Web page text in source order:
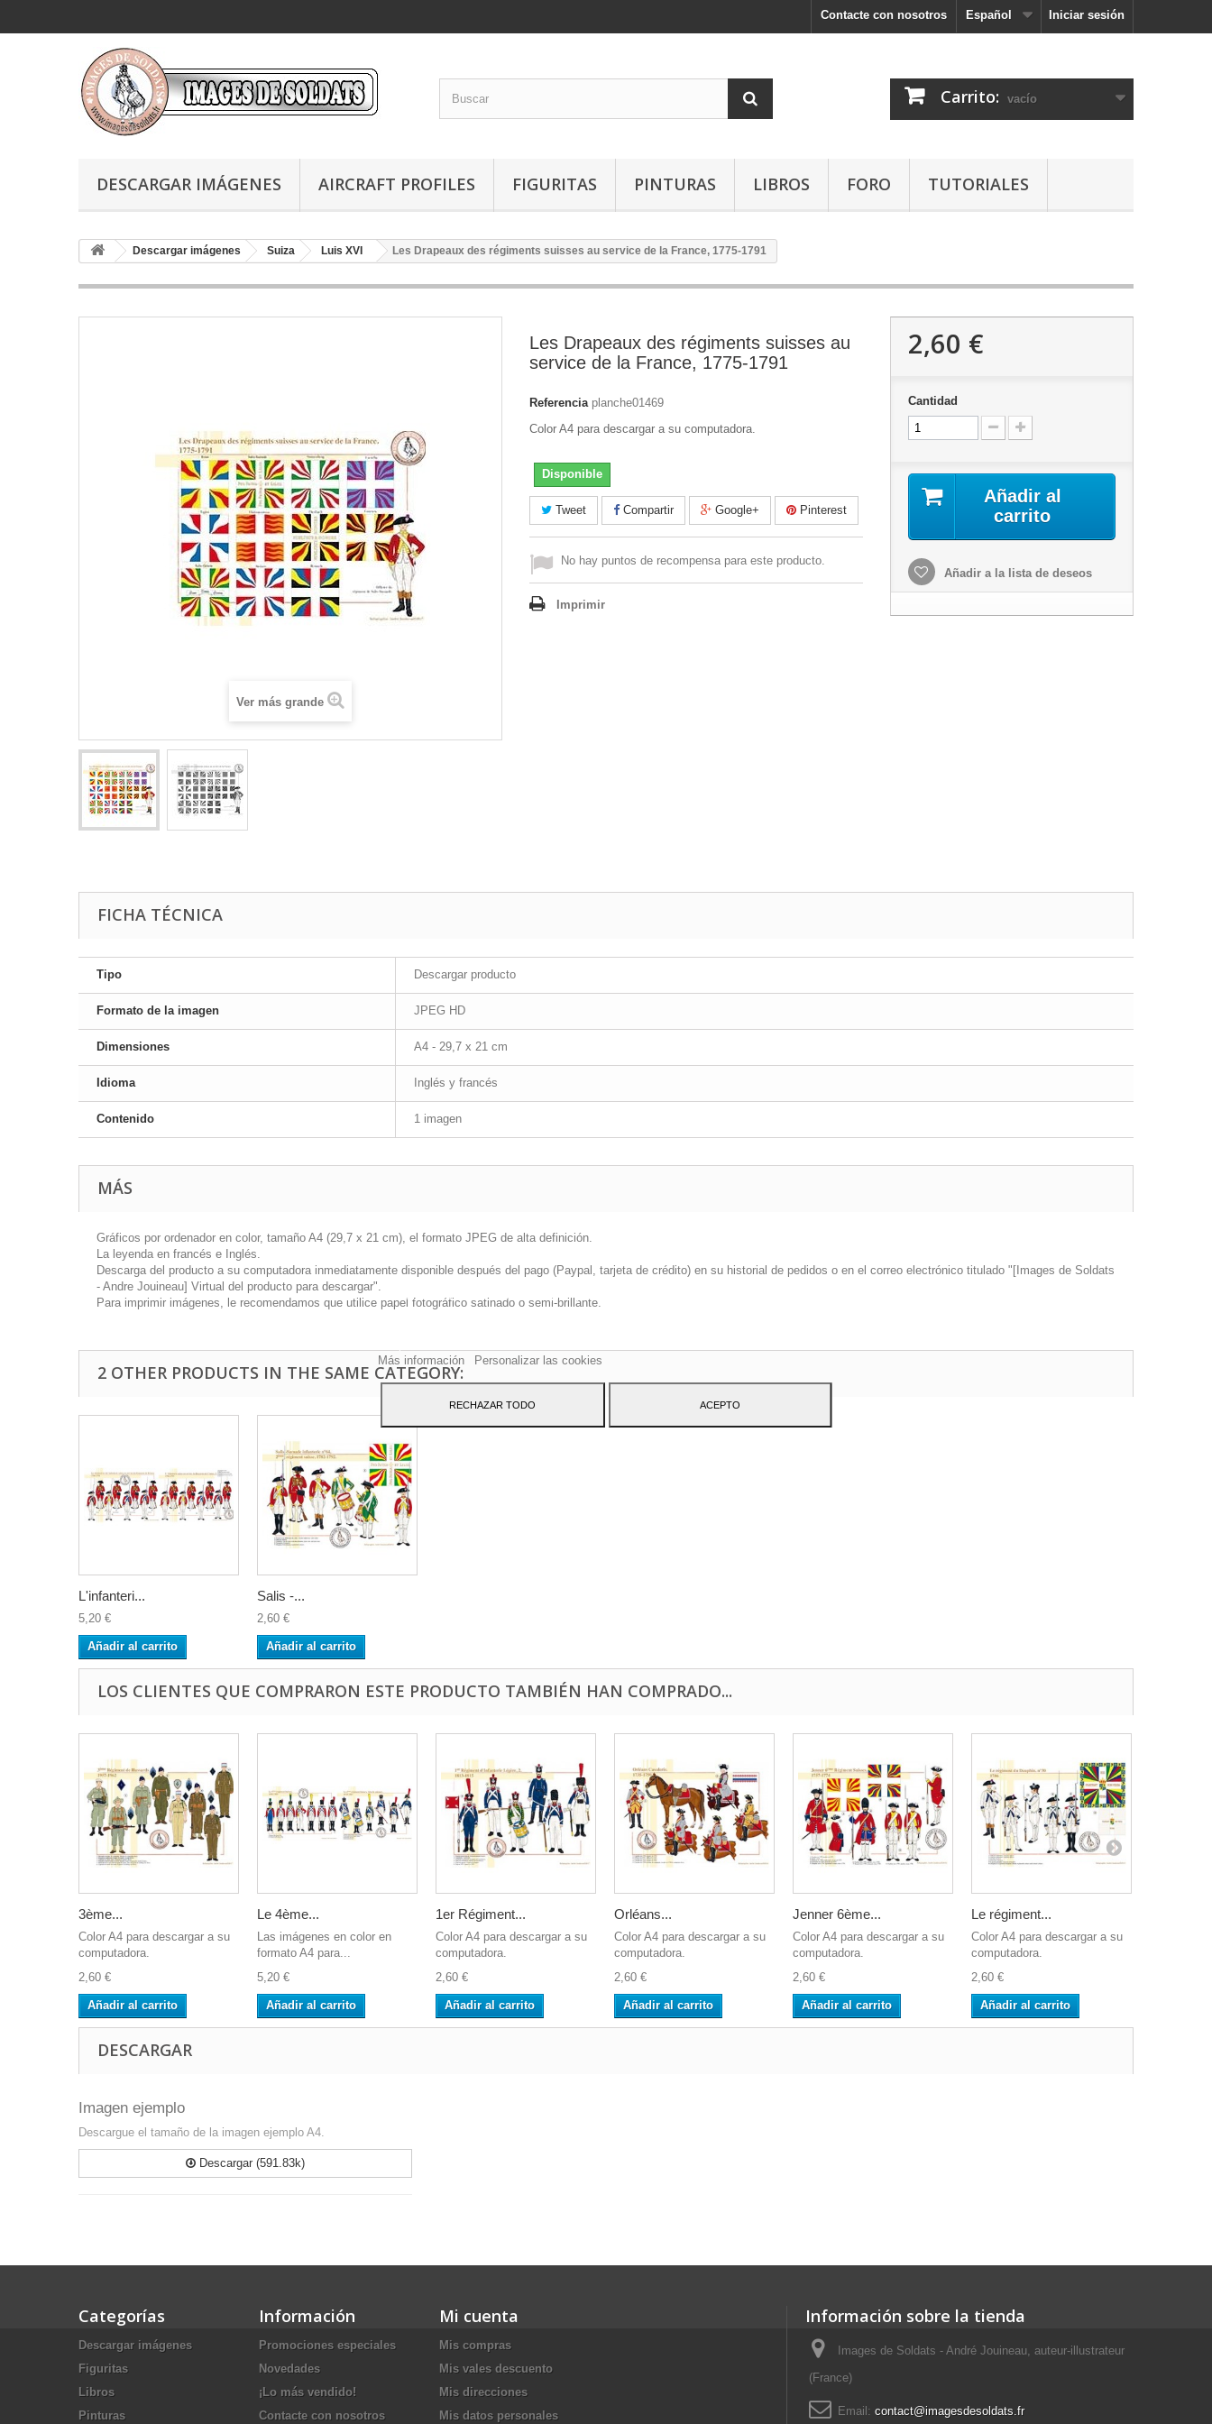
Iniciar sesión
Español
Contacte con nosotros
Carrito: vacío
DESCARGAR IMÁGENES AIRCRAFT PROFILES FIGURITAS PINTURAS LIBROS FORO TUTORIALES
Descargar imágenes Suiza Luis XVI Les Drapeaux des régiments suisses au service de la France, 1775-1791
Ver más grande
Les Drapeaux des régiments suisses au
service de la France, 1775-1791
Referencia planche01469
Color A4 para descargar a su computadora.
Disponible
Tweet Compartir Google+ Pinterest
No hay puntos de recompensa para este producto.
Imprimir
2,60 €
Cantidad
Añadir al
carrito
Añadir a la lista de deseos
FICHA TÉCNICA
Tipo Descargar producto
Formato de la imagen JPEG HD
Dimensiones A4 - 29,7 x 21 cm
Idioma Inglés y francés
Contenido 1 imagen
MÁS
Gráficos por ordenador en color, tamaño A4 (29,7 x 21 cm), el formato JPEG de alta definición.
La leyenda en francés e Inglés.
Descarga del producto a su computadora inmediatamente disponible después del pago (Paypal, tarjeta de crédito) en su historial de pedidos o en el correo electrónico titulado "[Images de Soldats
- Andre Jouineau] Virtual del producto para descargar".
Para imprimir imágenes, le recomendamos que utilice papel fotográfico satinado o semi-brillante.
2 OTHER PRODUCTS IN THE SAME CATEGORY:
L'infanteri...
5,20 €
Añadir al carrito
Salis -...
2,60 €
Añadir al carrito
LOS CLIENTES QUE COMPRARON ESTE PRODUCTO TAMBIÉN HAN COMPRADO...
3ème...
Color A4 para descargar a su
computadora.
2,60 €
Añadir al carrito
Le 4ème...
Las imágenes en color en
formato A4 para...
5,20 €
Añadir al carrito
1er Régiment...
Color A4 para descargar a su
computadora.
2,60 €
Añadir al carrito
Orléans...
Color A4 para descargar a su
computadora.
2,60 €
Añadir al carrito
Jenner 6ème...
Color A4 para descargar a su
computadora.
2,60 €
Añadir al carrito
Le régiment...
Color A4 para descargar a su
computadora.
2,60 €
Añadir al carrito
DESCARGAR
Imagen ejemplo
Descargue el tamaño de la imagen ejemplo A4.
Descargar (591.83k)
Categorías
Descargar imágenes
Figuritas
Libros
Pinturas
Información
Promociones especiales
Novedades
¡Lo más vendido!
Contacte con nosotros
Mi cuenta
Mis compras
Mis vales descuento
Mis direcciones
Mis datos personales
Información sobre la tienda
Images de Soldats - André Jouineau, auteur-illustrateur
(France)
Email: contact@imagesdesoldats.fr
Este sitio web utiliza cookies propias y de terceros para mejorar nuestros servicios y
mostrarle publicidad relacionada con sus preferencias mediante el análisis de sus
Más información
Personalizar las cookies
RECHAZAR TODO ACEPTO